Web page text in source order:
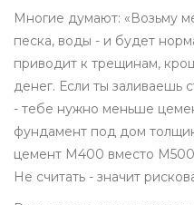
Многие думают: «Возьму
песка, воды - и будет
приводит к трещинам,
денег. Если ты заливаешь
- тебе нужно меньше
фундамент под дом
цемент М400 вместо М500
Не считать - значит